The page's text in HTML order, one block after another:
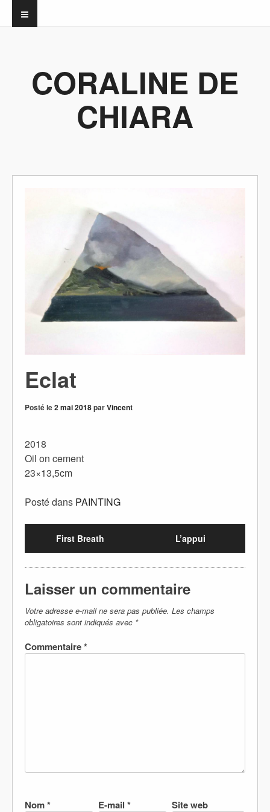
CORALINE DE
CHIARA
Eclat
Posté le2 mai 2018parVincent
2018
Oil on cement
23×13,5cm
Posté dans PAINTING
First Breath L’appui
Laisser un commentaire
Votre adresse e-mail ne sera pas publiée. Les champs
obligatoires sont indiqués avec *
Commentaire*
Nom* E-mail * Site web